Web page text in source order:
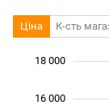
Ціна К-сть
16 000
18 000